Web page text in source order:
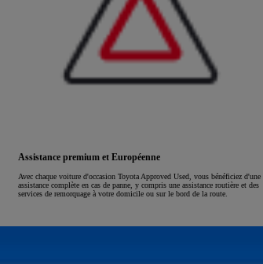
Assistance premium et Européenne
Avec chaque voiture d'occasion Toyota Approved Used, vous bénéficiez d'une
assistance complète en cas de panne, y compris une assistance routière et des
services de remorquage à votre domicile ou sur le bord de la route.